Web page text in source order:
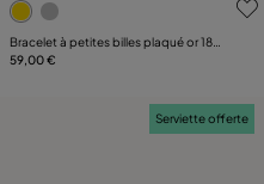
Bracelet à petites billes plaqué or 18
carats
59,00 €
Serviette offerte